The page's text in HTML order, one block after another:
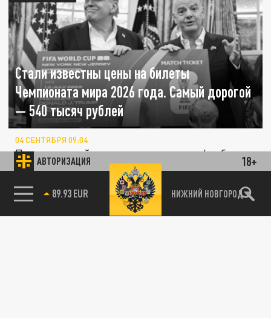
АВТОРИЗАЦИЯ 18+
85.64 BRENT НИЖНИЙ НОВГОРОД
Стали известны цены на билеты
Чемпионата мира 2026 года. Самый дорогой
— 540 тысяч рублей
04 СЕНТЯБРЯ 09:04
Предстоящий чемпионат мира по футболу
удивит не только расширенным форматом,
но и ценами на билеты — стали...